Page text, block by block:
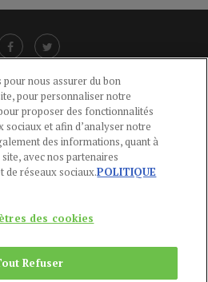
LIENS UTILES
-POLITIQUE DES COOKIES
LÉGALES -AIDE
CONTACT
9h-13h et 14h-17h
nous assurer du bon
pour personnaliser notre
proposer des fonctionnalités
sociaux et afin d’analyser notre
des informations, quant à
avec nos partenaires
de réseaux sociaux.POLITIQUE
des cookies
Refuser